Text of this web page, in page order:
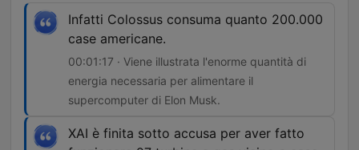
Infatti Colossus consuma quanto 200.000
case americane.
00:01:17 · Viene illustrata l'enorme quantità di
energia necessaria per alimentare il
supercomputer di Elon Musk.
XAI è finita sotto accusa per aver fatto